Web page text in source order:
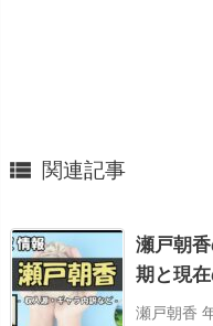
 関連記事
瀬戸朝
期と現在
瀬戸朝香